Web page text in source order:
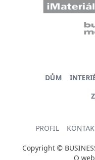
DŮM
PROFIL
Copyright ©